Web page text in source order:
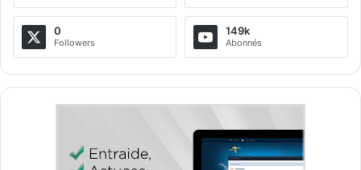
0
Followers
149k
Abonnés